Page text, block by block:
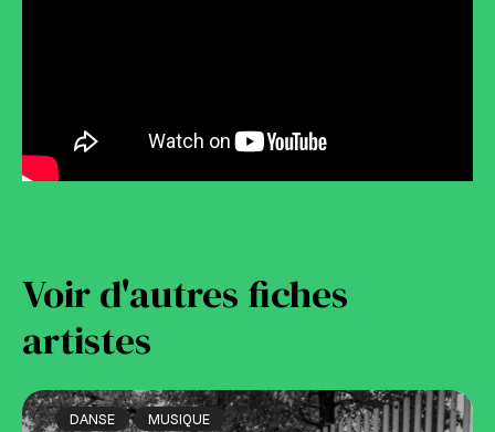
Voir d'autres fiches
artistes
DANSE MUSIQUE